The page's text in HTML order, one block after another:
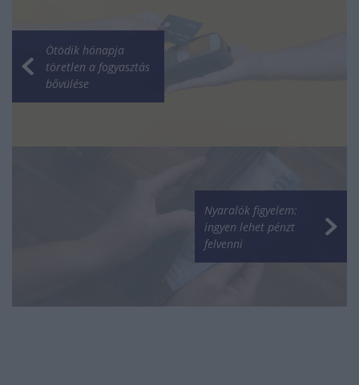
Ötödik hónapja
töretlen a fogyasztás
bővülése
Nyaralók figyelem:
ingyen lehet pénzt
felvenni